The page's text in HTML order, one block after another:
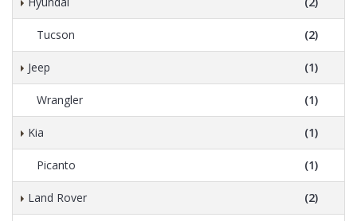
Tucson (2)
Jeep (1)
Wrangler (1)
Kia (1)
Picanto (1)
Land Rover (2)